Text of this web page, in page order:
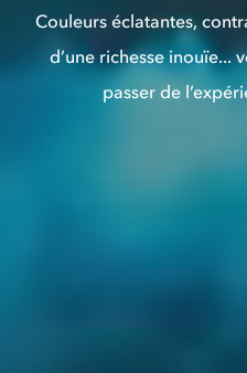
Couleurs éclatantes,
d’une richesse inouïe...
passer de